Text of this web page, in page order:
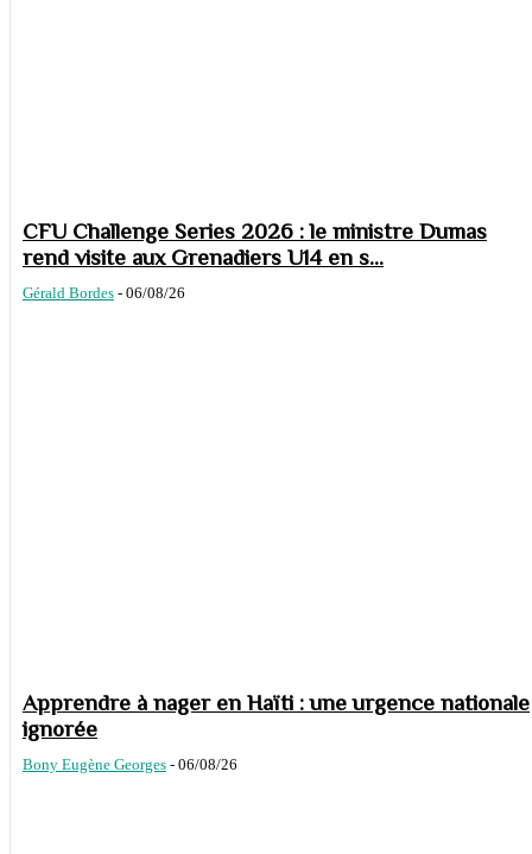
CFU Challenge Series 2026 : le ministre Dumas
rend visite aux Grenadiers U14 en s...
Gérald Bordes - 06/08/26
Apprendre à nager en Haïti : une urgence nationale
ignorée
Bony Eugène Georges - 06/08/26